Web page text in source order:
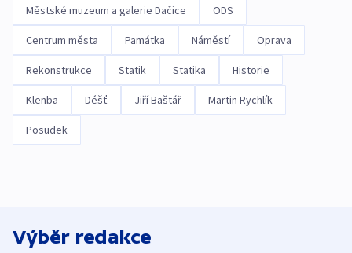
Městské muzeum a galerie Dačice ODS
Centrum města Památka Náměstí Oprava
Rekonstrukce Statik Statika Historie
Klenba Déšť Jiří Baštář Martin Rychlík
Posudek
Výběr redakce